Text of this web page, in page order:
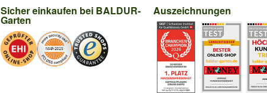
Sicher einkaufen bei BALDUR-
Garten
Auszeichnungen